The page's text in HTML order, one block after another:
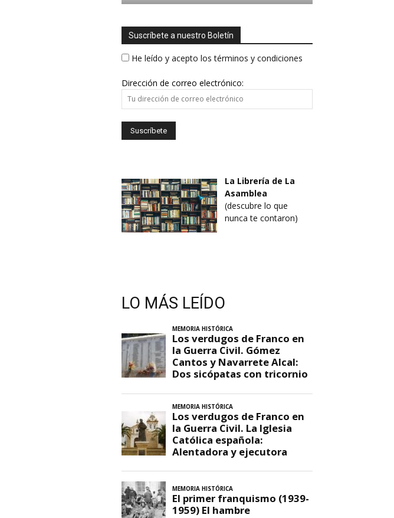
Suscríbete a nuestro Boletín
He leído y acepto los términos y condiciones
Dirección de correo electrónico:
La Librería de La
Asamblea
(descubre lo que
nunca te contaron)
LO MÁS LEÍDO